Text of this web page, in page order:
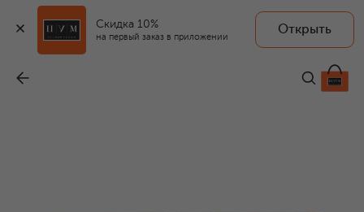
Скидка 10%
на первый заказ в приложении
Открыть
52 000 ₽